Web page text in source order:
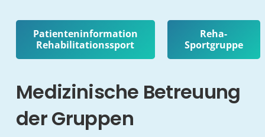
Patienteninformation
Rehabilitationssport
Reha-
Sportgruppe
Medizinische Betreuung
der Gruppen